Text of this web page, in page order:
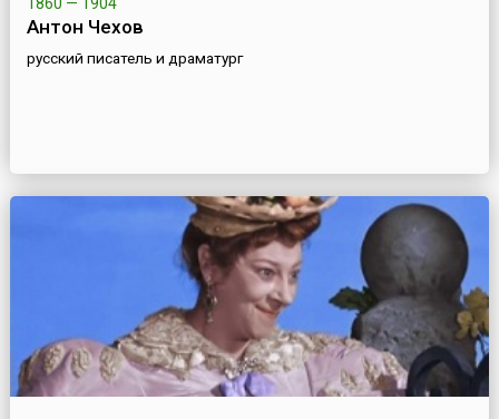
Антон Чехов
русский писатель и драматург